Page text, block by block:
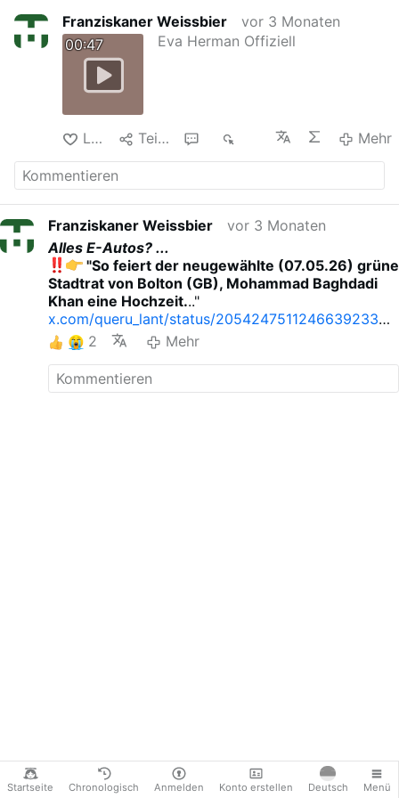
Startseite Chronologisch Anmelden Konto erstellen Deutsch Menü
Franziskaner Weissbier
vor 3 Monaten
00:47
Eva Herman Offiziell
Like Teilen Mehr
Franziskaner Weissbier
vor 3 Monaten
Alles E-Autos? ...
"So feiert der neugewählte (07.05.26) grüne
Stadtrat von Bolton (GB), Mohammad Baghdadi
Khan eine Hochzeit..."
x.com/queru_lant/status/2054247511246639233
JETZT abonnieren und nichts mehr verpassen:
Herman Offiziell
2 Mehr